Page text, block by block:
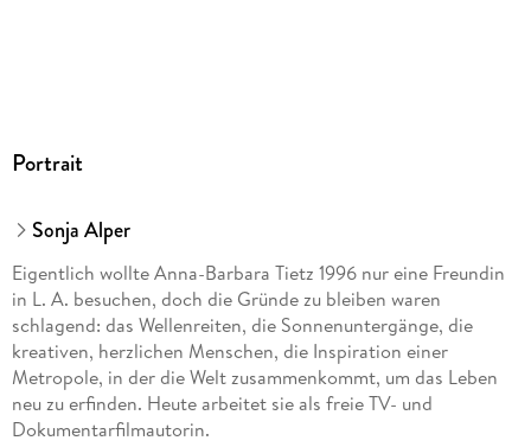
Portrait
Sonja Alper
Eigentlich wollte Anna-Barbara Tietz 1996 nur eine Freundin
in L. A. besuchen, doch die Gründe zu bleiben waren
schlagend: das Wellenreiten, die Sonnenuntergänge, die
kreativen, herzlichen Menschen, die Inspiration einer
Metropole, in der die Welt zusammenkommt, um das Leben
neu zu erfinden. Heute arbeitet sie als freie TV- und
Dokumentarfilmautorin.